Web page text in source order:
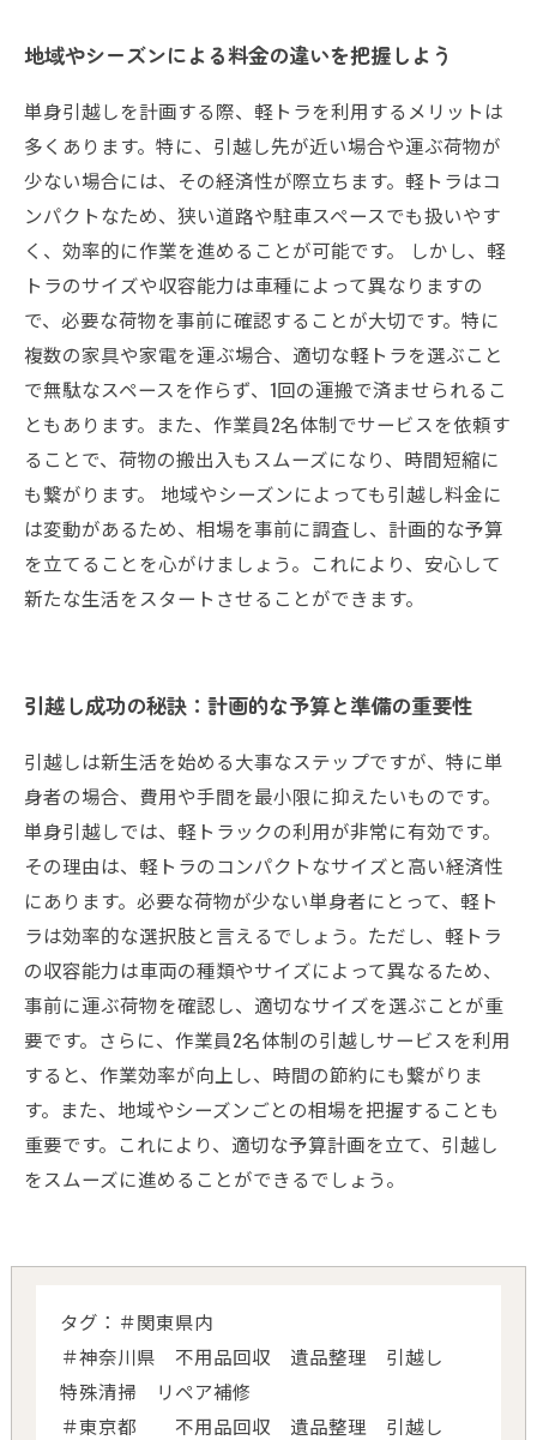
地域やシーズンによる料金の違いを把握しよう
単身引越しを計画する際、軽トラを利用するメリットは
多くあります。特に、引越し先が近い場合や運ぶ荷物が
少ない場合には、その経済性が際立ちます。軽トラはコ
ンパクトなため、狭い道路や駐車スペースでも扱いやす
く、効率的に作業を進めることが可能です。 しかし、軽
トラのサイズや収容能力は車種によって異なりますの
で、必要な荷物を事前に確認することが大切です。特に
複数の家具や家電を運ぶ場合、適切な軽トラを選ぶこと
で無駄なスペースを作らず、1回の運搬で済ませられるこ
ともあります。また、作業員2名体制でサービスを依頼す
ることで、荷物の搬出入もスムーズになり、時間短縮に
も繋がります。 地域やシーズンによっても引越し料金に
は変動があるため、相場を事前に調査し、計画的な予算
を立てることを心がけましょう。これにより、安心して
新たな生活をスタートさせることができます。
引越し成功の秘訣：計画的な予算と準備の重要性
引越しは新生活を始める大事なステップですが、特に単
身者の場合、費用や手間を最小限に抑えたいものです。
単身引越しでは、軽トラックの利用が非常に有効です。
その理由は、軽トラのコンパクトなサイズと高い経済性
にあります。必要な荷物が少ない単身者にとって、軽ト
ラは効率的な選択肢と言えるでしょう。ただし、軽トラ
の収容能力は車両の種類やサイズによって異なるため、
事前に運ぶ荷物を確認し、適切なサイズを選ぶことが重
要です。さらに、作業員2名体制の引越しサービスを利用
すると、作業効率が向上し、時間の節約にも繋がりま
す。また、地域やシーズンごとの相場を把握することも
重要です。これにより、適切な予算計画を立て、引越し
をスムーズに進めることができるでしょう。
タグ：＃関東県内
＃神奈川県 不用品回収 遺品整理 引越し
特殊清掃 リペア補修
＃東京都 不用品回収 遺品整理 引越し